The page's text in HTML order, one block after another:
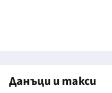
Данъци и такси